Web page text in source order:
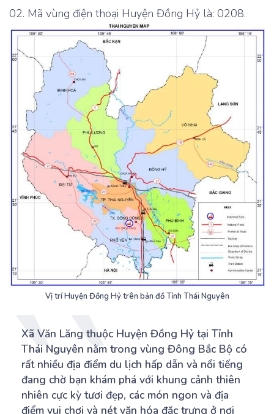
Mã vùng điện thoại Huyện Đồng Hỷ là: 0208.
Vị trí Huyện Đồng Hỷ trên bản đồ Tỉnh Thái Nguyên
Xã Văn Lăng thuộc Huyện Đồng Hỷ tại Tỉnh
Thái Nguyên nằm trong vùng Đông Bắc Bộ có
rất nhiều địa điểm du lịch hấp dẫn và nổi tiếng
đang chờ bạn khám phá với khung cảnh thiên
nhiên cực kỳ tươi đẹp, các món ngon và địa
điểm vui chơi và nét văn hóa đặc trưng ở nơi